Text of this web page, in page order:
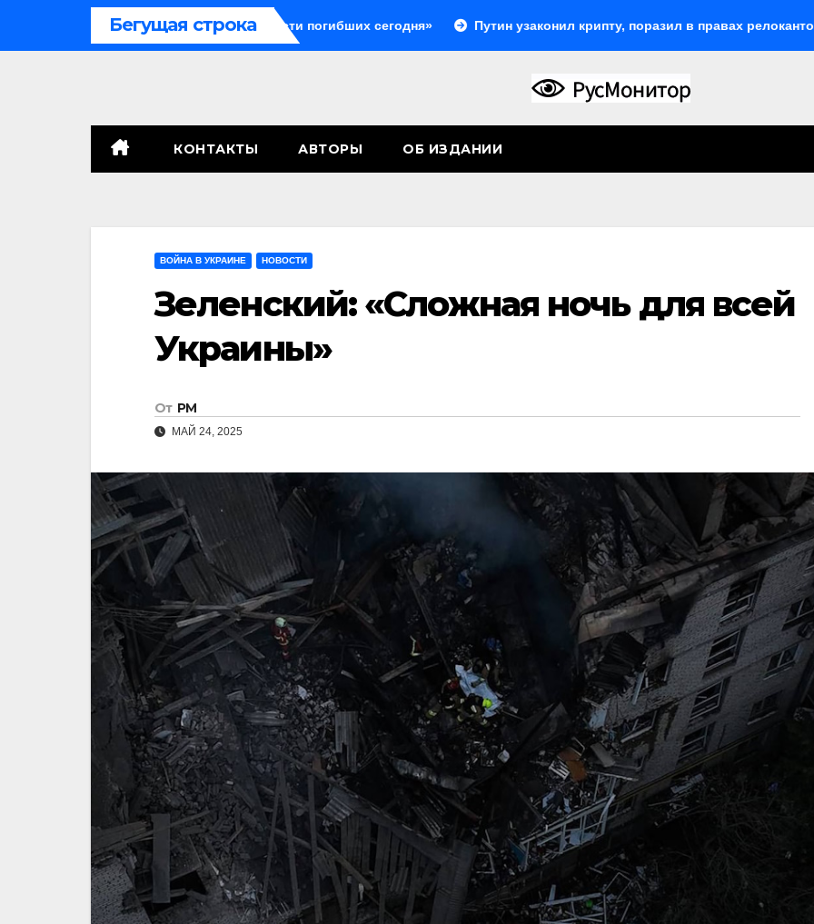
Бегущая строка
средства могли бы спасти погибших сегодня» Путин узаконил крипту, поразил в правах релокантов,
КОНТАКТЫ АВТОРЫ ОБ ИЗДАНИИ
ВОЙНА В УКРАИНЕ НОВОСТИ
Зеленский: «Сложная ночь для всей
Украины»
От РМ
МАЙ 24, 2025